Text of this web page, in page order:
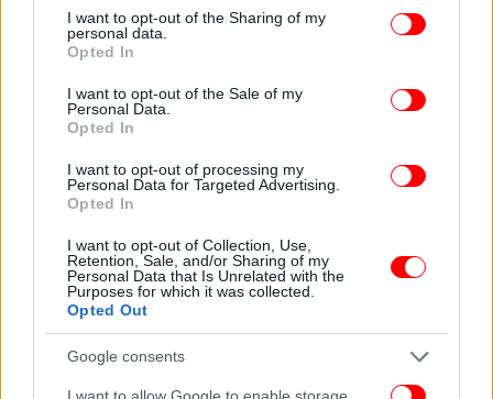
not limited to your visit or usage behaviour. You may click to
grant or deny consent to Google and its third-party tags to
use your data for below specified purposes in below Google
consent section.
I want to opt-out of the Sharing of my
personal data.
Opted In
I want to opt-out of the Sale of my
Personal Data.
Opted In
I want to opt-out of processing my
Personal Data for Targeted Advertising.
Opted In
I want to opt-out of Collection, Use,
Retention, Sale, and/or Sharing of my
Personal Data that Is Unrelated with the
Purposes for which it was collected.
Opted Out
Google consents
I want to allow Google to enable storage
Οι δικαστικές αρχές καλούνται να εξετάσουν τα
δεδομένα της υπόθεσης, να αξιολογήσουν τις
συνθήκες υπό τις οποίες βρέθηκαν τα γατάκια και
να αποφασίσουν αν συντρέχουν λόγοι άσκησης
ποινικής δίωξης.
Στο πλαίσιο αυτό αναμένεται να αξιολογηθούν
κρίσιμα στοιχεία, μεταξύ των οποίων και
κτηνιατρική γνωμάτευση για την ηλικία των ζώων
και κάθε διαθέσιμο αποδεικτικό υλικό που θα
μπορούσε να επηρεάσει την ποινική μεταχείριση
του κατηγορούμενου.